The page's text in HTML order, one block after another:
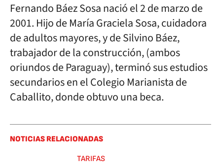
Fernando Báez Sosa nació el 2 de marzo de
2001. Hijo de María Graciela Sosa, cuidadora
de adultos mayores, y de Silvino Báez,
trabajador de la construcción, (ambos
oriundos de Paraguay), terminó sus estudios
secundarios en el Colegio Marianista de
Caballito, donde obtuvo una beca.
NOTICIAS RELACIONADAS
TARIFAS